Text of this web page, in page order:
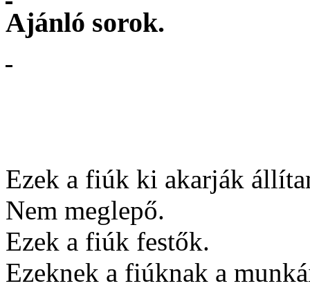
Ajánló sorok.
Ezek a fiúk ki akarják
Nem meglepő.
Ezek a fiúk festők.
Ezeknek a fiúknak a